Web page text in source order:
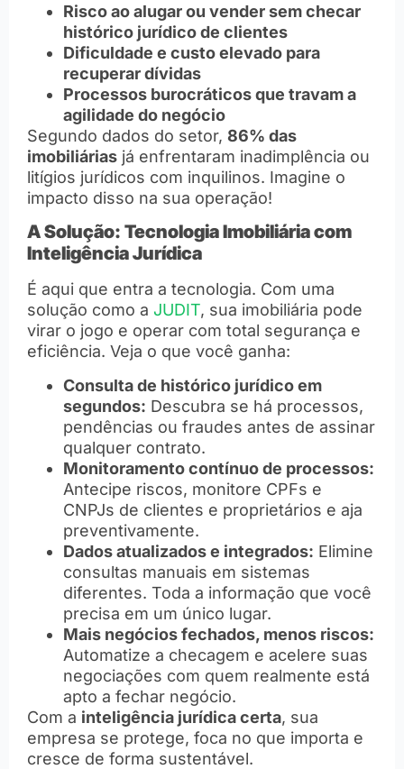
Risco ao alugar ou vender sem checar
histórico jurídico de clientes
Dificuldade e custo elevado para
recuperar dívidas
Processos burocráticos que travam a
agilidade do negócio
Segundo dados do setor, 86% das
imobiliárias já enfrentaram inadimplência ou
litígios jurídicos com inquilinos. Imagine o
impacto disso na sua operação!
A Solução: Tecnologia Imobiliária com
Inteligência Jurídica
É aqui que entra a tecnologia. Com uma
solução como a JUDIT, sua imobiliária pode
virar o jogo e operar com total segurança e
eficiência. Veja o que você ganha:
Consulta de histórico jurídico em
segundos: Descubra se há processos,
pendências ou fraudes antes de assinar
qualquer contrato.
Monitoramento contínuo de processos:
Antecipe riscos, monitore CPFs e
CNPJs de clientes e proprietários e aja
preventivamente.
Dados atualizados e integrados: Elimine
consultas manuais em sistemas
diferentes. Toda a informação que você
precisa em um único lugar.
Mais negócios fechados, menos riscos:
Automatize a checagem e acelere suas
negociações com quem realmente está
apto a fechar negócio.
Com a inteligência jurídica certa, sua
empresa se protege, foca no que importa e
cresce de forma sustentável.